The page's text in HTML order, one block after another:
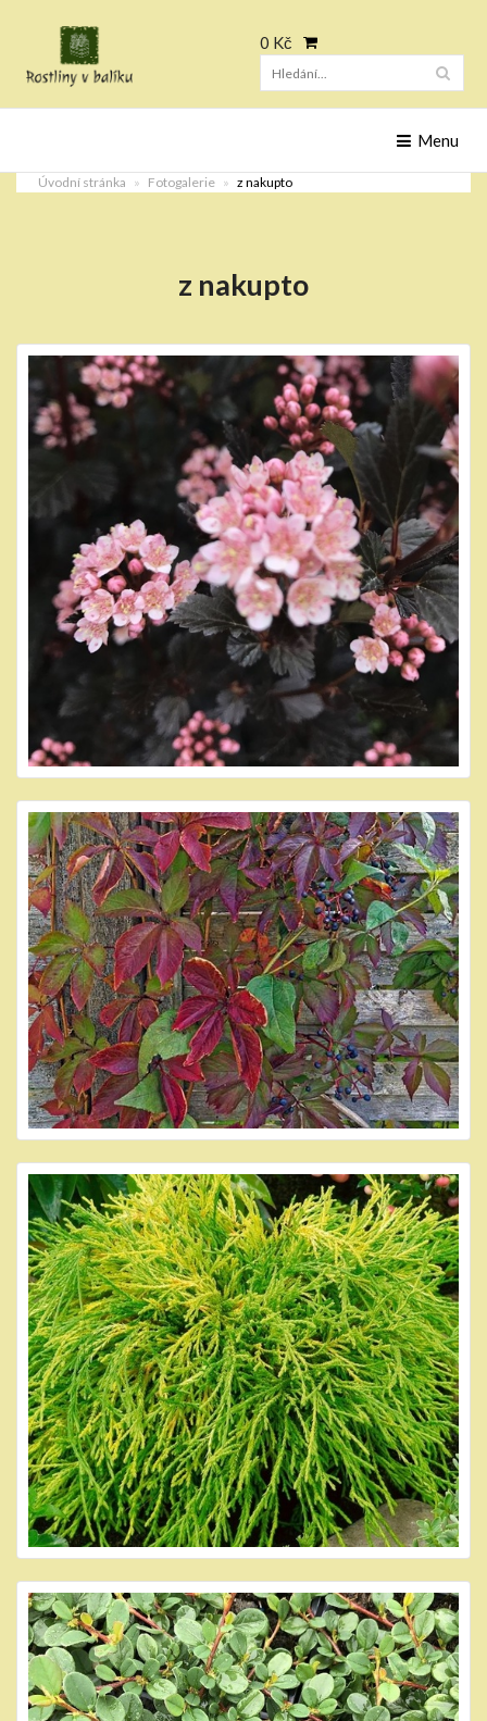
0 Kč
Menu
Úvodní stránka Fotogalerie z nakupto
z nakupto